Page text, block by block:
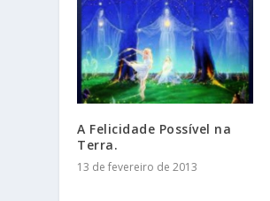
A Felicidade Possível na
Terra.
13 de fevereiro de 2013